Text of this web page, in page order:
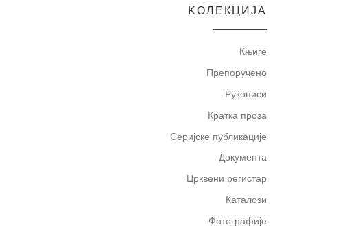
KOЛЕКЦИЈА
Књиге
Препоручено
Рукописи
Кратка проза
Серијске публикације
Документа
Црквени регистар
Каталози
Фотографије